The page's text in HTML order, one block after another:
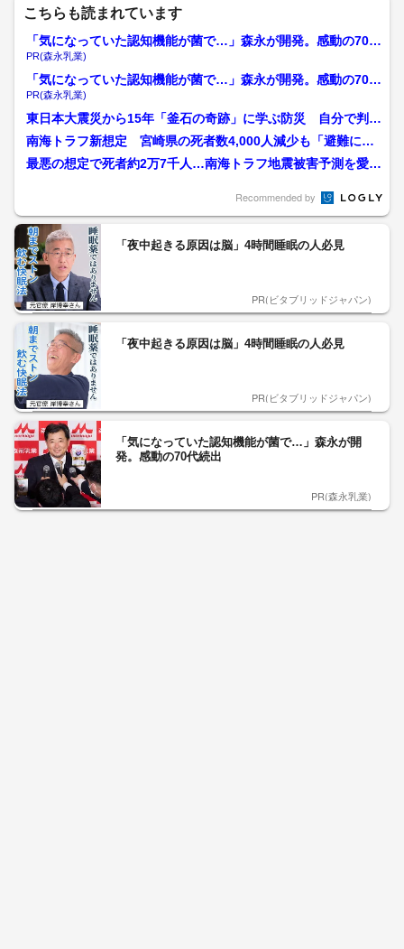
こちらも読まれています
「気になっていた認知機能が菌で…」森永が開発。感動の70代
続出
PR(森永乳業)
「気になっていた認知機能が菌で…」森永が開発。感動の70代
続出
PR(森永乳業)
東日本大震災から15年「釜石の奇跡」に学ぶ防災 自分で判断
し、自分の命と大切な人...
南海トラフ新想定 宮崎県の死者数4,000人減少も「避難に高
いハードル」専門家が...
最悪の想定で死者約2万7千人…南海トラフ地震被害予測を愛知
Recommended by
「夜中起きる原因は脳」4時間睡眠の人必見
PR(ビタブリッドジャパン)
「夜中起きる原因は脳」4時間睡眠の人必見
PR(ビタブリッドジャパン)
「気になっていた認知機能が菌で…」森永が開
発。感動の70代続出
PR(森永乳業)